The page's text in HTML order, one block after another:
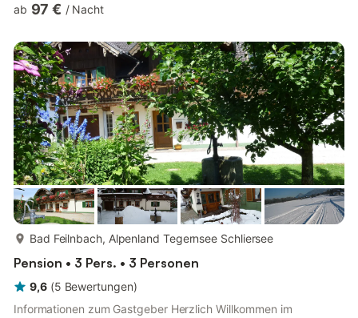
allen Ferienwohnungen steht Ihnen ein schneller und sicherer
zuhause gleich die eine oder andere Mail zuschicken. Im Winter
legen wir besonders viel Wert auf Geborgenheit und
Sauberkeit....
ab 97 € / Nacht
mehr...
Bad Feilnbach, Alpenland Tegernsee Schliersee
Pension • 3 Pers. • 3 Personen
9,6 (5 Bewertungen)
Informationen zum Gastgeber Herzlich Willkommen im